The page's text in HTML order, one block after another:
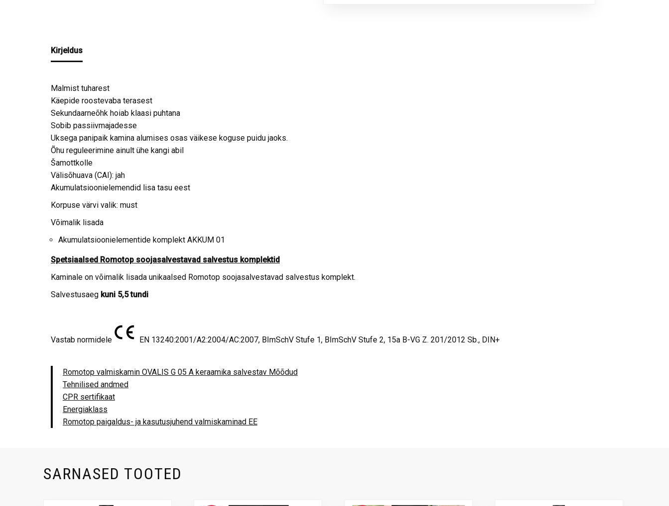
Kirjeldus
Malmist tuharest
Käepide roostevaba terasest
Sekundaarneõhk hoiab klaasi puhtana
Sobib passiivmajadesse
Uksega panipaik kamina alumises osas väikese koguse puidu jaoks.
Õhu reguleerimine ainult ühe kangi abil
Šamottkolle
Välisõhuava (CAI): jah
Akumulatsioonielemendid lisa tasu eest
Korpuse värvi valik: must
Võimalik lisada
Akumulatsioonielementide komplekt AKKUM 01
Spetsiaalsed Romotop soojasalvestavad salvestus komplektid
Kaminale on võimalik lisada unikaalsed Romotop soojasalvestavad salvestus komplekt.
Salvestusaeg kuni 5,5 tundi
Vastab normidele EN 13240:2001/A2:2004/AC:2007, BImSchV Stufe 1, BImSchV Stufe 2, 15a B-VG Z. 201/2012 Sb., DIN+
Romotop valmiskamin OVALIS G 05 A keraamika salvestav Mõõdud
Tehnilised andmed
CPR sertifikaat
Energiaklass
Romotop paigaldus- ja kasutusjuhend valmiskaminad EE
SARNASED TOOTED